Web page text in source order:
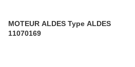
MOTEUR ALDES Type ALDES
11070169